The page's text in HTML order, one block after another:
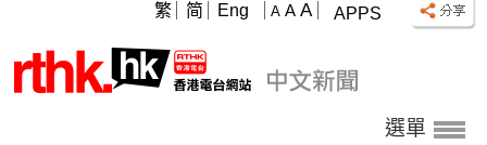
APPS
A A A
繁 简 Eng
選單